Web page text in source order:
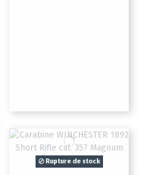
Rupture de stock